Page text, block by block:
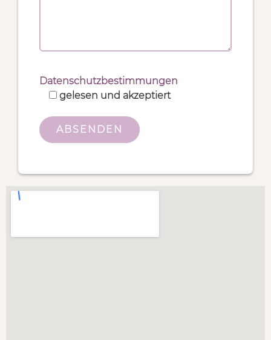
Datenschutzbestimmungen
gelesen und akzeptiert